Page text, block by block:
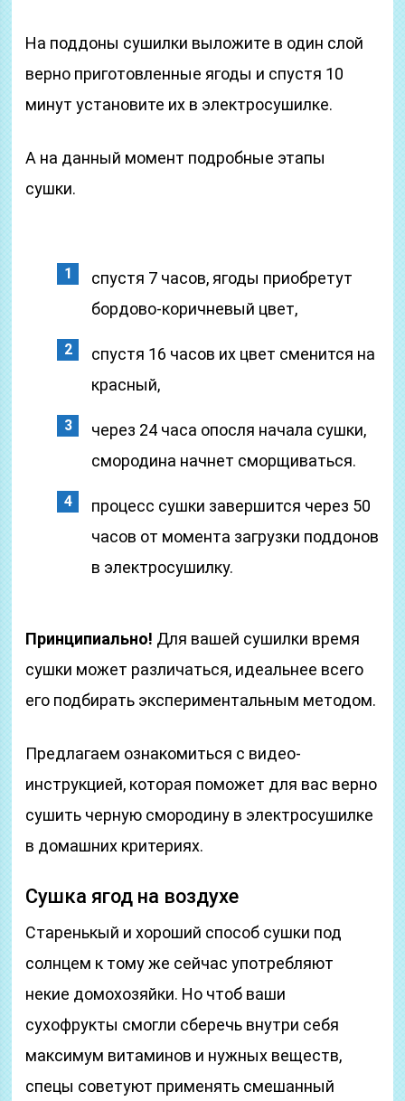
На поддоны сушилки выложите в один слой
верно приготовленные ягоды и спустя 10
минут установите их в электросушилке.
А на данный момент подробные этапы
сушки.
спустя 7 часов, ягоды приобретут
бордово-коричневый цвет,
спустя 16 часов их цвет сменится на
красный,
через 24 часа опосля начала сушки,
смородина начнет сморщиваться.
процесс сушки завершится через 50
часов от момента загрузки поддонов
в электросушилку.
Принципиально! Для вашей сушилки время
сушки может различаться, идеальнее всего
его подбирать экспериментальным методом.
Предлагаем ознакомиться с видео-
инструкцией, которая поможет для вас верно
сушить черную смородину в электросушилке
в домашних критериях.
Сушка ягод на воздухе
Старенькый и хороший способ сушки под
солнцем к тому же сейчас употребляют
некие домохозяйки. Но чтоб ваши
сухофрукты смогли сберечь внутри себя
максимум витаминов и нужных веществ,
спецы советуют применять смешанный